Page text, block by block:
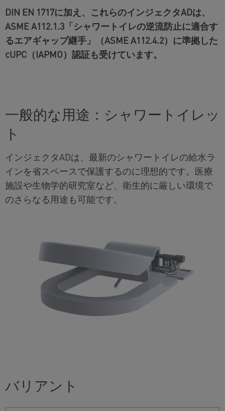
DIN EN 1717に加え、これらのインジェクタADは、
ASME A112.1.3「シャワートイレの逆流防止に適合す
るエアギャップ継手」（ASME A112.4.2）に準拠した
cUPC（IAPMO）認証も受けています。
一般的な用途：シャワートイレッ
ト
インジェクタADは、最新のシャワートイレの給水ラ
インを省スペースで保護するのに理想的です。医療
施設や生物学的研究室など、衛生的に厳しい環境で
のさらなる用途も可能です。
バリアント